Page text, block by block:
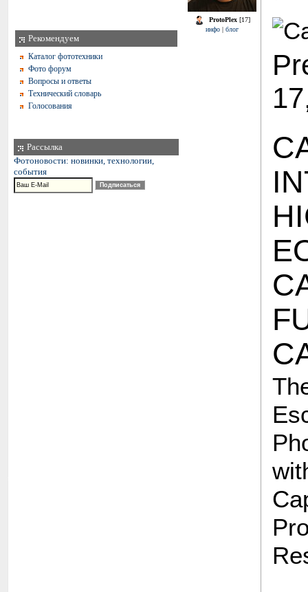
Рекомендуем
Каталог фототехники
Фото форум
Вопросы и ответы
Технический словарь
Голосования
Рассылка
Фотоновости: новинки, технологии,
события
ProtoPlex [17]
инфо | блог